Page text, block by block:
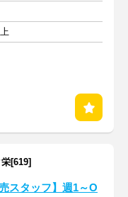
[619]
スタッフ】週1～O